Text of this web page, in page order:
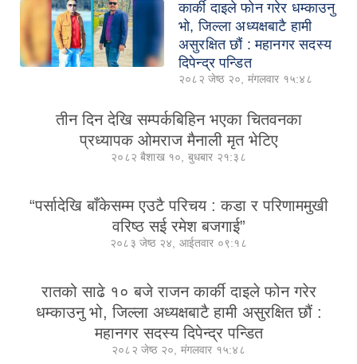
कार्की दाइले फोन गरेर धम्काउनु
भो, जिल्ला अध्यक्षबाटै हामी
असुरक्षित छौं : महानगर सदस्य
दिपेन्द्र पन्डित
२०८२ जेष्ठ २०, मंगलवार १५:४८
तीन दिन देखि सम्पर्कबिहिन भएका चितवनका
प्रध्यापक ओमराज मैनाली मृत भेटिए
२०८२ बैशाख १०, बुधबार २१:३८
“पर्सादेखि बाँकेसम्म एउटै परिचय : कडा र परिणाममुखी
वरिष्ठ सई रमेश बजगाई”
२०८३ जेष्ठ २४, आईतवार ०९:१८
रातको साढे १० बजे राजन कार्की दाइले फोन गरेर
धम्काउनु भो, जिल्ला अध्यक्षबाटै हामी असुरक्षित छौं :
महानगर सदस्य दिपेन्द्र पन्डित
२०८२ जेष्ठ २०, मंगलवार १५:४८